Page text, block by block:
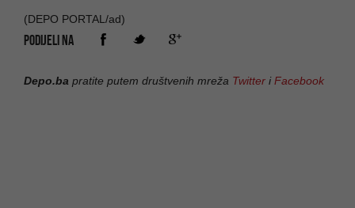
(DEPO PORTAL/ad)
PODIJELI NA
Depo.ba pratite putem društvenih mreža Twitter iFacebook